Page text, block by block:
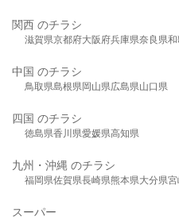
関西 のチラシ
滋賀県京都府大阪府兵庫県奈良県
中国 のチラシ
鳥取県島根県岡山県広島県山口県
四国 のチラシ
徳島県香川県愛媛県高知県
九州・沖縄 のチラシ
福岡県佐賀県長崎県熊本県大分県
スーパー